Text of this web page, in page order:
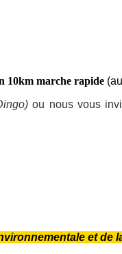
10km marche rapide
ou nous vous
et